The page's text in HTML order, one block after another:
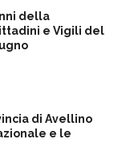
della
e Vigili del
di Avellino
e le